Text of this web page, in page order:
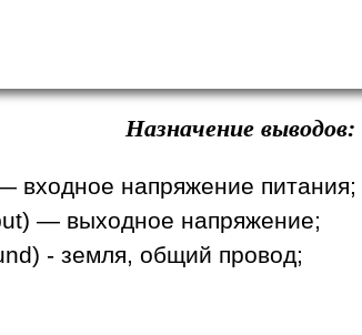
Назначение выводов:
входное напряжение питания;
— выходное напряжение;
- земля, общий провод;